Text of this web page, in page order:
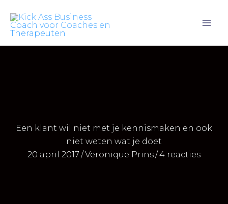
naar
inhoud
Een klant wil niet met je kennismaken en ook
niet weten wat je doet
20 april 2017 /Veronique Prins/4 reacties